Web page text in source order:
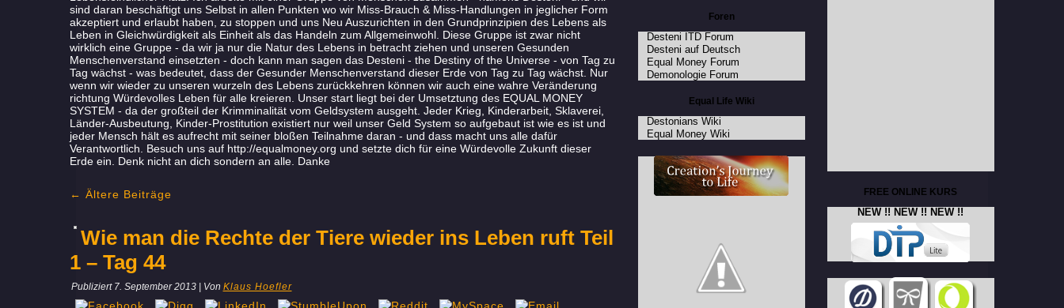
sind daran beschäftigt uns Selbst in allen Punkten wo wir Miss-Brauch & Miss-Handlungen in jeglicher Form
akzeptiert und erlaubt haben, zu stoppen und uns Neu Auszurichten in den Grundprinzipien des Lebens als
Leben in Gleichwürdigkeit als Einheit als das Handeln zum Allgemeinwohl. Diese Gruppe ist zwar nicht
wirklich eine Gruppe - da wir ja nur die Natur des Lebens in betracht ziehen und unseren Gesunden
Menschenverstand einsetzten - doch kann man sagen das Desteni - the Destiny of the Universe - von Tag zu
Tag wächst - was bedeutet, dass der Gesunder Menschenverstand dieser Erde von Tag zu Tag wächst. Nur
wenn wir wieder zu unseren wurzeln des Lebens zurückkehren können wir auch eine wahre Veränderung
richtung Würdevolles Leben für alle kreieren. Unser start liegt bei der Umsetztung des EQUAL MONEY
SYSTEM - da der großteil der Krimminalität vom Geldsystem ausgeht. Jeder Krieg, Kinderarbeit, Sklaverei,
Länder-Ausbeutung, Kinder-Prostitution existiert nur weil unser Geld System so aufgebaut ist wie es ist und
jeder Mensch hält es aufrecht mit seiner bloßen Teilnahme daran - und dass macht uns alle dafür
Verantwortlich. Besuch uns auf http://equalmoney.org und setzte dich für eine Würdevolle Zukunft dieser
Erde ein. Denk nicht an dich sondern an alle. Danke
← Ältere Beiträge
Wie man die Rechte der Tiere wieder ins Leben ruft Teil
1 – Tag 44
Publiziert 7. September 2013| Von Klaus Hoefler
Foren
Desteni ITD Forum
Desteni auf Deutsch
Equal Money Forum
Demonologie Forum
Equal Life Wiki
Destonians Wiki
Equal Money Wiki
FREE ONLINE KURS
NEW !! NEW !! NEW !!